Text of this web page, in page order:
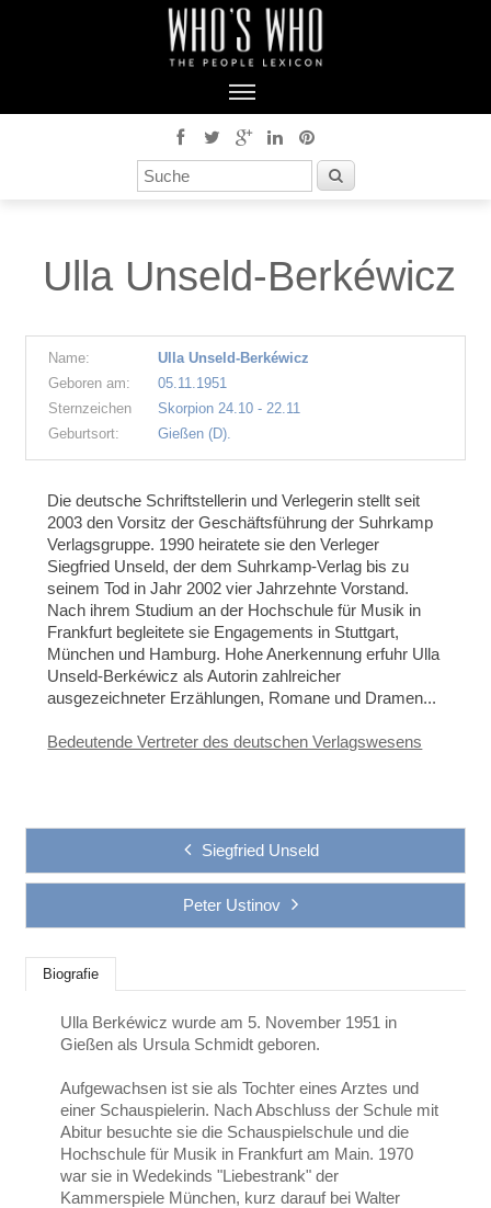
Ulla Unseld-Berkéwicz
Name:
Ulla Unseld-Berkéwicz
Geboren am:
05.11.1951
Sternzeichen
Skorpion 24.10 - 22.11
Geburtsort:
Gießen (D).
Die deutsche Schriftstellerin und Verlegerin stellt seit
2003 den Vorsitz der Geschäftsführung der Suhrkamp
Verlagsgruppe. 1990 heiratete sie den Verleger
Siegfried Unseld, der dem Suhrkamp-Verlag bis zu
seinem Tod in Jahr 2002 vier Jahrzehnte Vorstand.
Nach ihrem Studium an der Hochschule für Musik in
Frankfurt begleitete sie Engagements in Stuttgart,
München und Hamburg. Hohe Anerkennung erfuhr Ulla
Unseld-Berkéwicz als Autorin zahlreicher
ausgezeichneter Erzählungen, Romane und Dramen...
Bedeutende Vertreter des deutschen Verlagswesens
Siegfried Unseld
Peter Ustinov
Biografie
Ulla Berkéwicz wurde am 5. November 1951 in
Gießen als Ursula Schmidt geboren.
Aufgewachsen ist sie als Tochter eines Arztes und
einer Schauspielerin. Nach Abschluss der Schule mit
Abitur besuchte sie die Schauspielschule und die
Hochschule für Musik in Frankfurt am Main. 1970
war sie in Wedekinds "Liebestrank" der
Kammerspiele München, kurz darauf bei Walter